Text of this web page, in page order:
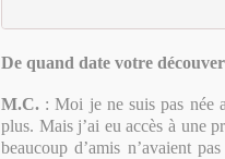
De quand date votre
M.C. : Moi je ne suis pas née
plus. Mais j’ai eu accès à une
beaucoup d’amis n’avaient